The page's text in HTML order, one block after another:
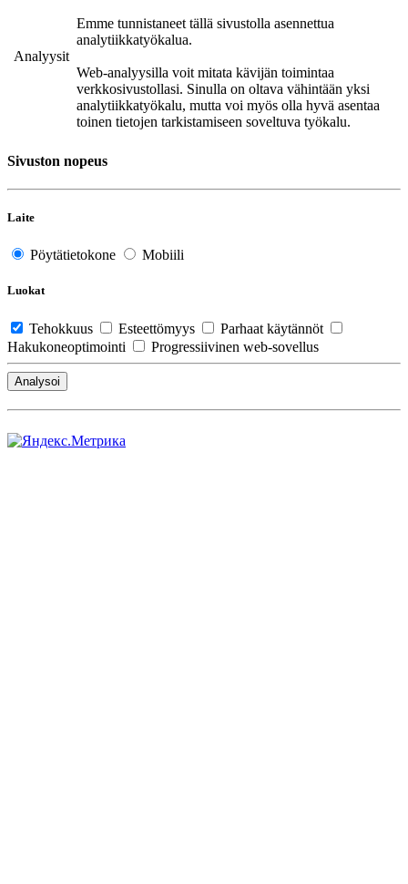
Analyysit
Emme tunnistaneet tällä sivustolla asennettua
analytiikkatyökalua.
Web-analyysilla voit mitata kävijän toimintaa
verkkosivustollasi. Sinulla on oltava vähintään yksi
analytiikkatyökalu, mutta voi myös olla hyvä asentaa
toinen tietojen tarkistamiseen soveltuva työkalu.
Sivuston nopeus
Laite
Pöytätietokone Mobiili
Luokat
Tehokkuus Esteettömyys
Parhaat käytännöt
Hakukoneoptimointi
Progressiivinen web-sovellus
Analysoi